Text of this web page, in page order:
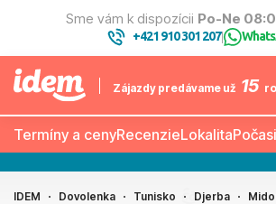
Sme vám k dispozícii Po-Ne
+421 910 301 207|
Zájazdy predávame už 15
Termíny a cenyRecenzieLokalita
IDEM Dovolenka Tunisko Djerba